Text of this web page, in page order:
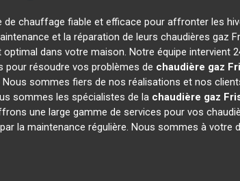
chauffage fiable et efficace pour affronter les
et la réparation de leurs chaudières gaz
dans votre maison. Notre équipe intervient
pour résoudre vos problèmes de chaudière gaz
sommes fiers de nos réalisations et nos
sommes les spécialistes de la chaudière gaz
une large gamme de services pour vos
la maintenance régulière. Nous sommes à votre